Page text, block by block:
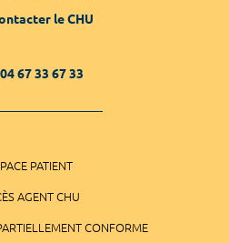
le CHU
04 67 33 67 33
PATIENT
AGENT CHU
CONFORME